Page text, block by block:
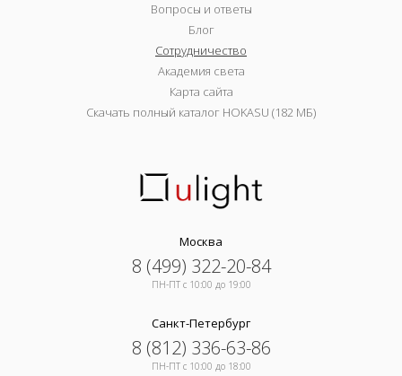
Вопросы и ответы
Блог
Сотрудничество
Академия света
Карта сайта
Скачать полный каталог HOKASU (182 МБ)
Москва
8 (499) 322-20-84
ПН-ПТ c 10:00 до 19:00
Санкт-Петербург
8 (812) 336-63-86
ПН-ПТ c 10:00 до 18:00